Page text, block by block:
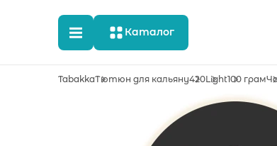
Каталог
TabakkaТютюн для кальяну420Light100 грам